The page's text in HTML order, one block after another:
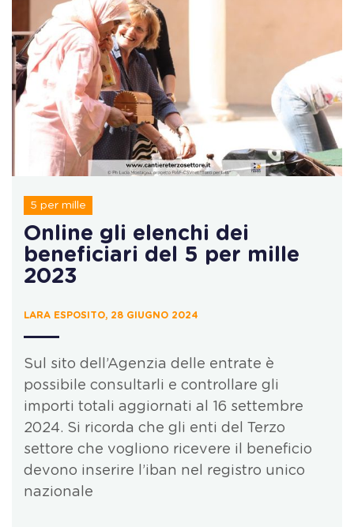
5 per mille
Online gli elenchi dei
beneficiari del 5 per mille
2023
LARA ESPOSITO, 28 GIUGNO 2024
Sul sito dell’Agenzia delle entrate è
possibile consultarli e controllare gli
importi totali aggiornati al 16 settembre
2024. Si ricorda che gli enti del Terzo
settore che vogliono ricevere il beneficio
devono inserire l’iban nel registro unico
nazionale